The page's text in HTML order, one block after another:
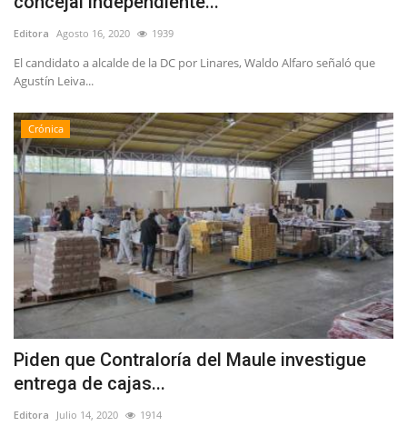
Editora Agosto 16, 2020 1939
El candidato a alcalde de la DC por Linares, Waldo Alfaro señaló que
Agustín Leiva...
Crónica
Piden que Contraloría del Maule investigue
entrega de cajas...
Editora Julio 14, 2020 1914